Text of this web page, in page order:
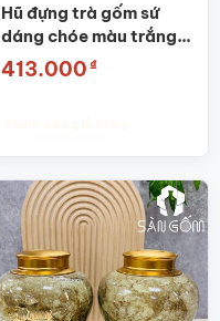
Hũ đựng trà gốm sứ
dáng chóe màu trắng
họa tiết thuận buồm
xuôi gió SG-BĐT58
413.000 ₫